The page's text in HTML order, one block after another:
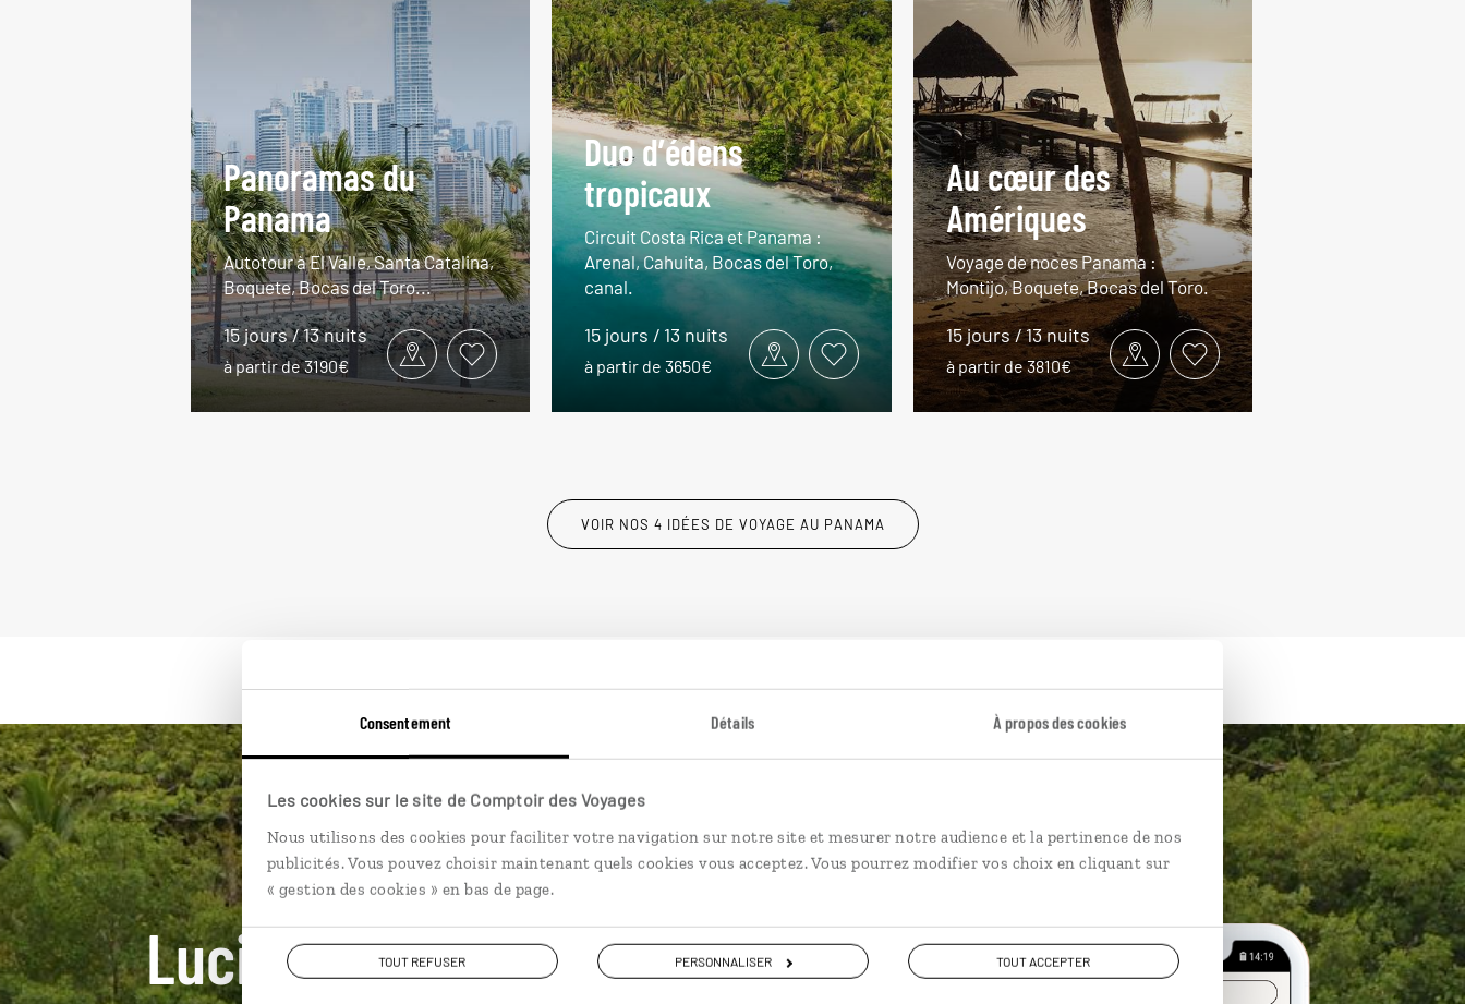
Consentement Détails À propos des cookies
Les cookies sur le site de Comptoir des Voyages
Nous utilisons des cookies pour faciliter votre navigation sur notre site et mesurer notre audience et la pertinence de nos
publicités. Vous pouvez choisir maintenant quels cookies vous acceptez. Vous pourrez modifier vos choix en cliquant sur
« gestion des cookies » en bas de page.
TOUT REFUSER PERSONNALISER TOUT ACCEPTER
Panoramas du
Panama
Autotour à El Valle, Santa Catalina,
Boquete, Bocas del Toro...
15 jours / 13 nuits
à partir de 3190€
Duo d’édens
tropicaux
Circuit Costa Rica et Panama :
Arenal, Cahuita, Bocas del Toro,
canal.
15 jours / 13 nuits
à partir de 3650€
Au cœur des
Amériques
Voyage de noces Panama :
Montijo, Boquete, Bocas del Toro.
15 jours / 13 nuits
à partir de 3810€
VOIR NOS 4 IDÉES DE VOYAGE AU PANAMA
Luciole,